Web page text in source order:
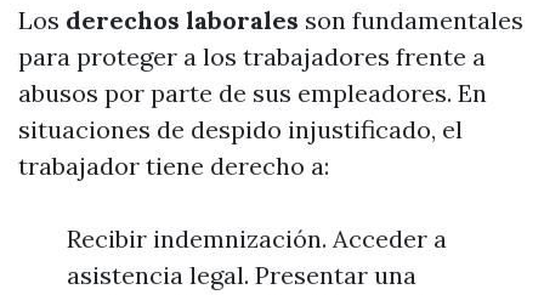
Los derechos laborales son fundamentales
para proteger a los trabajadores frente a
abusos por parte de sus empleadores. En
situaciones de despido injustificado, el
trabajador tiene derecho a:
Recibir indemnización. Acceder a
asistencia legal. Presentar una